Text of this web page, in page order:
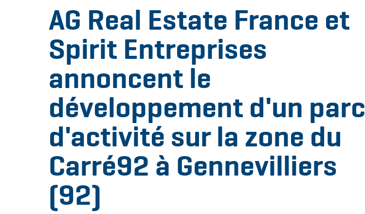
AG Real Estate France et
Spirit Entreprises
annoncent le
développement d'un parc
d'activité sur la zone du
Carré92 à Gennevilliers
(92)